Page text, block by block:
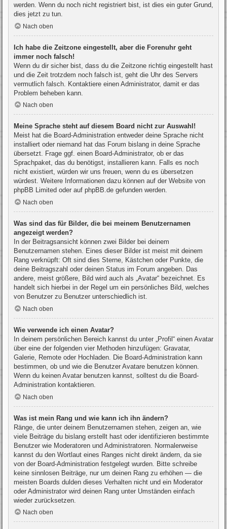
werden. Wenn du noch nicht registriert bist, ist dies ein guter Grund,
dies jetzt zu tun.
Nach oben
Ich habe die Zeitzone eingestellt, aber die Forenuhr geht
immer noch falsch!
Wenn du dir sicher bist, dass du die Zeitzone richtig eingestellt hast
und die Zeit trotzdem noch falsch ist, geht die Uhr des Servers
vermutlich falsch. Kontaktiere einen Administrator, damit er das
Problem beheben kann.
Nach oben
Meine Sprache steht auf diesem Board nicht zur Auswahl!
Meist hat die Board-Administration entweder deine Sprache nicht
installiert oder niemand hat das Forum bislang in deine Sprache
übersetzt. Frage ggf. einen Board-Administrator, ob er das
Sprachpaket, das du benötigst, installieren kann. Falls es noch
nicht existiert, würden wir uns freuen, wenn du es übersetzen
würdest. Weitere Informationen dazu können auf der Website von
phpBB Limited oder auf phpBB.de gefunden werden.
Nach oben
Was sind das für Bilder, die bei meinem Benutzernamen
angezeigt werden?
In der Beitragsansicht können zwei Bilder bei deinem
Benutzernamen stehen. Eines dieser Bilder ist meist mit deinem
Rang verknüpft: Oft sind dies Sterne, Kästchen oder Punkte, die
deine Beitragszahl oder deinen Status im Forum angeben. Das
andere, meist größere, Bild wird auch als „Avatar“ bezeichnet. Es
handelt sich hierbei in der Regel um ein persönliches Bild, welches
von Benutzer zu Benutzer unterschiedlich ist.
Nach oben
Wie verwende ich einen Avatar?
In deinem persönlichen Bereich kannst du unter „Profil“ einen Avatar
über eine der folgenden vier Methoden hinzufügen: Gravatar,
Galerie, Remote oder Hochladen. Die Board-Administration kann
bestimmen, ob und wie die Benutzer Avatare benutzen können.
Wenn du keinen Avatar benutzen kannst, solltest du die Board-
Administration kontaktieren.
Nach oben
Was ist mein Rang und wie kann ich ihn ändern?
Ränge, die unter deinem Benutzernamen stehen, zeigen an, wie
viele Beiträge du bislang erstellt hast oder identifizieren bestimmte
Benutzer wie Moderatoren und Administratoren. Normalerweise
kannst du den Wortlaut eines Ranges nicht direkt ändern, da sie
von der Board-Administration festgelegt wurden. Bitte schreibe
keine sinnlosen Beiträge, nur um deinen Rang zu erhöhen — die
meisten Boards dulden dieses Verhalten nicht und ein Moderator
oder Administrator wird deinen Rang unter Umständen einfach
wieder zurücksetzen.
Nach oben